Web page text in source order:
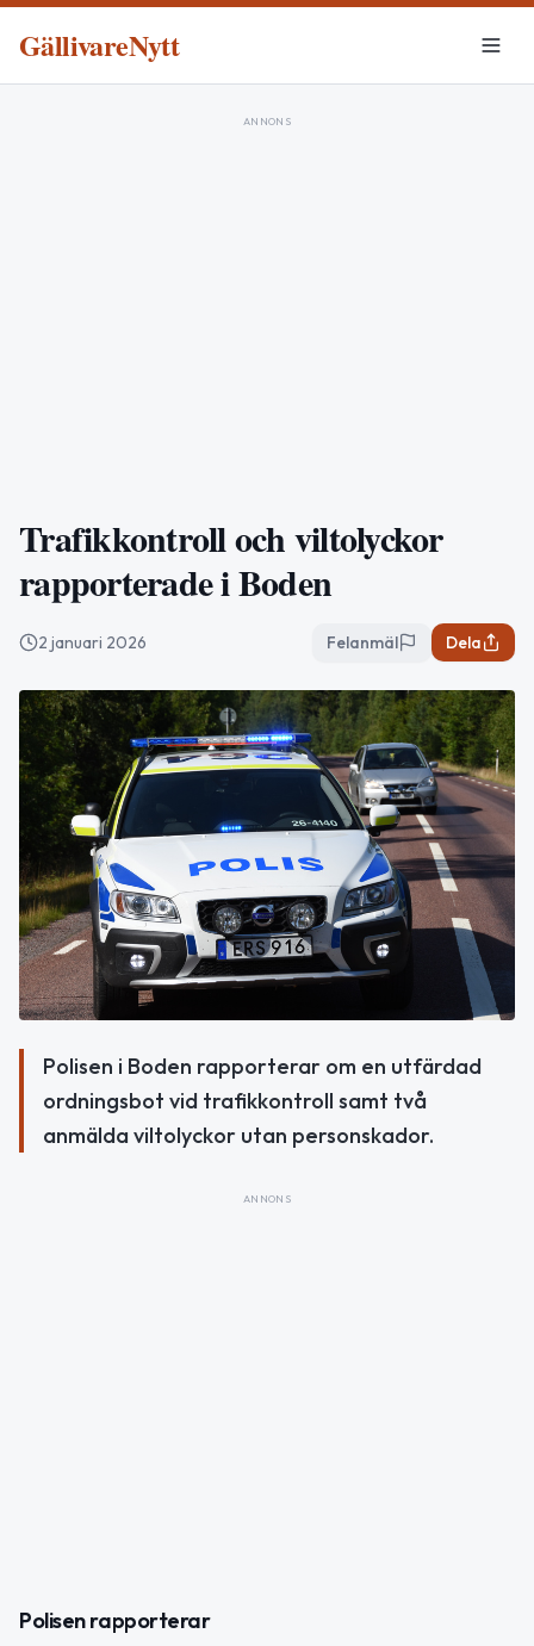
GällivareNytt
ANNONS
Trafikkontroll och viltolyckor
rapporterade i Boden
2 januari 2026 Felanmäl Dela
Polisen i Boden rapporterar om en utfärdad
ordningsbot vid trafikkontroll samt två
anmälda viltolyckor utan personskador.
ANNONS
Polisen rapporterar